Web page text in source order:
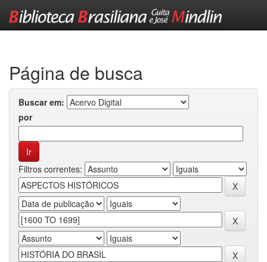
Página de busca
Buscar em:
por
Filtros correntes: